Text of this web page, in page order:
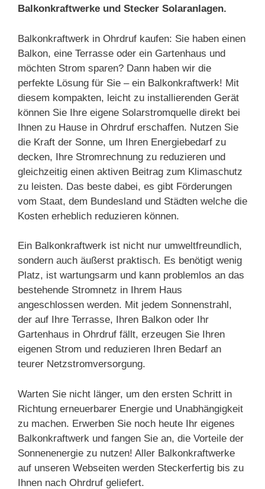
Balkonkraftwerke und Stecker Solaranlagen.
Balkonkraftwerk in Ohrdruf kaufen: Sie haben einen
Balkon, eine Terrasse oder ein Gartenhaus und
möchten Strom sparen? Dann haben wir die
perfekte Lösung für Sie – ein Balkonkraftwerk! Mit
diesem kompakten, leicht zu installierenden Gerät
können Sie Ihre eigene Solarstromquelle direkt bei
Ihnen zu Hause in Ohrdruf erschaffen. Nutzen Sie
die Kraft der Sonne, um Ihren Energiebedarf zu
decken, Ihre Stromrechnung zu reduzieren und
gleichzeitig einen aktiven Beitrag zum Klimaschutz
zu leisten. Das beste dabei, es gibt Förderungen
vom Staat, dem Bundesland und Städten welche die
Kosten erheblich reduzieren können.
Ein Balkonkraftwerk ist nicht nur umweltfreundlich,
sondern auch äußerst praktisch. Es benötigt wenig
Platz, ist wartungsarm und kann problemlos an das
bestehende Stromnetz in Ihrem Haus
angeschlossen werden. Mit jedem Sonnenstrahl,
der auf Ihre Terrasse, Ihren Balkon oder Ihr
Gartenhaus in Ohrdruf fällt, erzeugen Sie Ihren
eigenen Strom und reduzieren Ihren Bedarf an
teurer Netzstromversorgung.
Warten Sie nicht länger, um den ersten Schritt in
Richtung erneuerbarer Energie und Unabhängigkeit
zu machen. Erwerben Sie noch heute Ihr eigenes
Balkonkraftwerk und fangen Sie an, die Vorteile der
Sonnenenergie zu nutzen! Aller Balkonkraftwerke
auf unseren Webseiten werden Steckerfertig bis zu
Ihnen nach Ohrdruf geliefert.